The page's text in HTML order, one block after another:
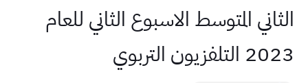
الثاني المتوسط الاسبوع الثاني للعام
2023 التلفزيون التربوي